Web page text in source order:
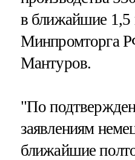
в ближайшие 1,5
Минпромторга
Мантуров.
"По
заявлениям
ближайшие